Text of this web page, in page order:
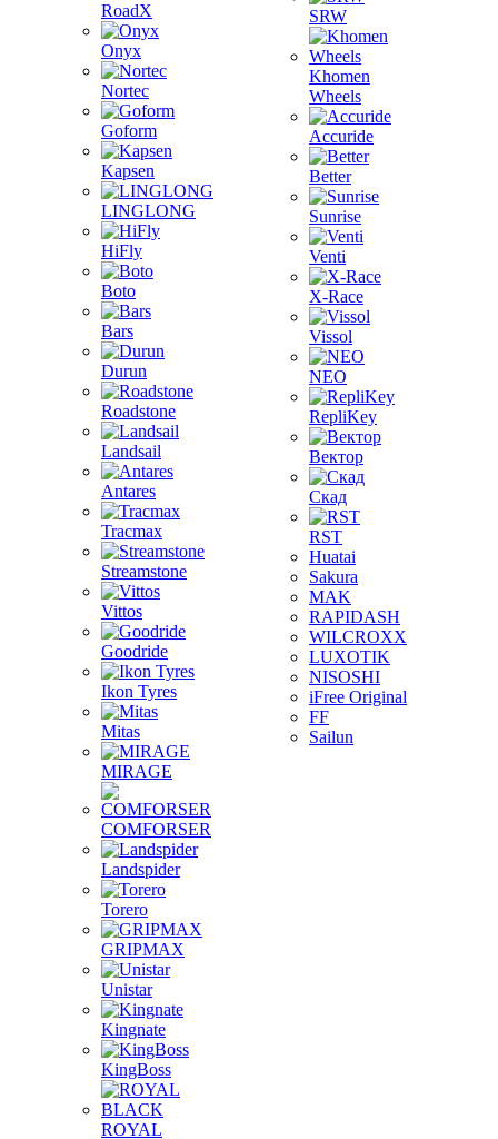
RoadX
Onyx
Nortec
Goform
Kapsen
LINGLONG
HiFly
Boto
Bars
Durun
Roadstone
Landsail
Antares
Tracmax
Streamstone
Vittos
Goodride
Ikon Tyres
Mitas
MIRAGE
COMFORSER
Landspider
Torero
GRIPMAX
Unistar
Kingnate
KingBoss
ROYAL
SRW
Khomen
Wheels
Accuride
Better
Sunrise
Venti
X-Race
Vissol
NEO
RepliKey
Вектор
Скад
RST
Huatai
Sakura
MAK
RAPIDASH
WILCROXX
LUXOTIK
NISOSHI
iFree Original
FF
Sailun